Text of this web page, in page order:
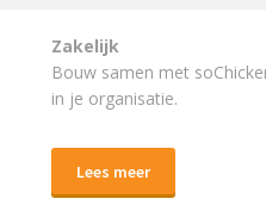
Zakelijk
Bouw samen met
in je organisatie.
Lees meer